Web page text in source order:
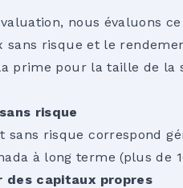
nous évaluons
sans risque et le
prime pour la taille de la
risque
sans risque correspond
à long terme (plus de
des capitaux propres